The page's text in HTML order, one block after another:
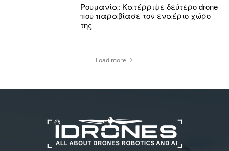
Ρουμανία: Κατέρριψε δεύτερο drone
που παραβίασε τον εναέριο χώρο
της
Load more